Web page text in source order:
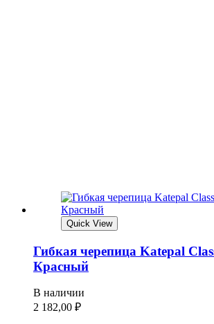
Quick View
Гибкая черепица Katepal
Красный
В наличии
2 182,00 ₽